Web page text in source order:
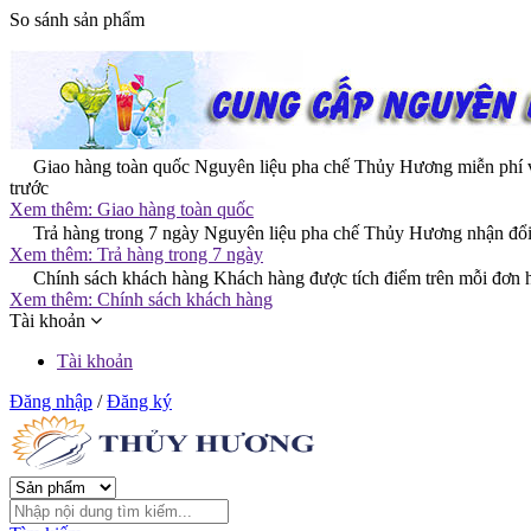
So sánh sản phẩm
Giao hàng toàn quốc Nguyên liệu pha chế Thủy Hương miễn phí
trước
Xem thêm: Giao hàng toàn quốc
Trả hàng trong 7 ngày Nguyên liệu pha chế Thủy Hương nhận
Xem thêm: Trả hàng trong 7 ngày
Chính sách khách hàng Khách hàng được tích điểm trên mỗi đơn
Xem thêm: Chính sách khách hàng
Tài khoản
Tài khoản
Đăng nhập /Đăng ký